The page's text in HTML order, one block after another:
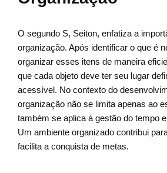
O segundo S, Seiton, enfatiza a
organização. Após identificar o que é
organizar esses itens de maneira
que cada objeto deve ter seu lugar
acessível. No contexto do
organização não se limita apenas ao
também se aplica à gestão do tempo
Um ambiente organizado contribui
facilita a conquista de metas.